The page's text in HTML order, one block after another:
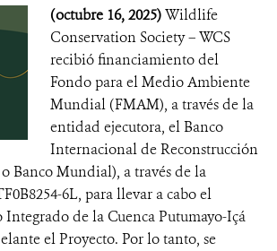
(octubre 16, 2025)Wildlife
Conservation Society – WCS
recibió financiamiento del
Fondo para el Medio Ambiente
Mundial (FMAM), a través de la
entidad ejecutora, el Banco
Internacional de Reconstrucción
Banco Mundial), a través de la
6L, para llevar a cabo el
Integrado de la Cuenca Putumayo-Içá
el Proyecto. Por lo tanto, se